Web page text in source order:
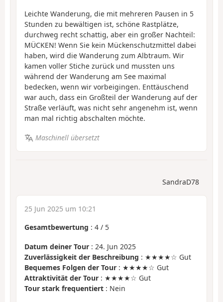
Leichte Wanderung, die mit mehreren Pausen in 5
Stunden zu bewältigen ist, schöne Rastplätze,
durchweg recht schattig, aber ein großer Nachteil:
MÜCKEN! Wenn Sie kein Mückenschutzmittel dabei
haben, wird die Wanderung zum Albtraum. Wir
kamen voller Stiche zurück und mussten uns
während der Wanderung am See maximal
bedecken, wenn wir vorbeigingen. Enttäuschend
war auch, dass ein Großteil der Wanderung auf der
Straße verläuft, was nicht sehr angenehm ist, wenn
man mal richtig abschalten möchte.
Maschinell übersetzt
SandraD78
25 Jun 2025 um 10:21
Gesamtbewertung : 4 / 5
Datum deiner Tour : 24. Jun 2025
Zuverlässigkeit der Beschreibung : ★★★★☆ Gut
Bequemes Folgen der Tour : ★★★★☆ Gut
Attraktivität der Tour : ★★★★☆ Gut
Tour stark frequentiert : Nein